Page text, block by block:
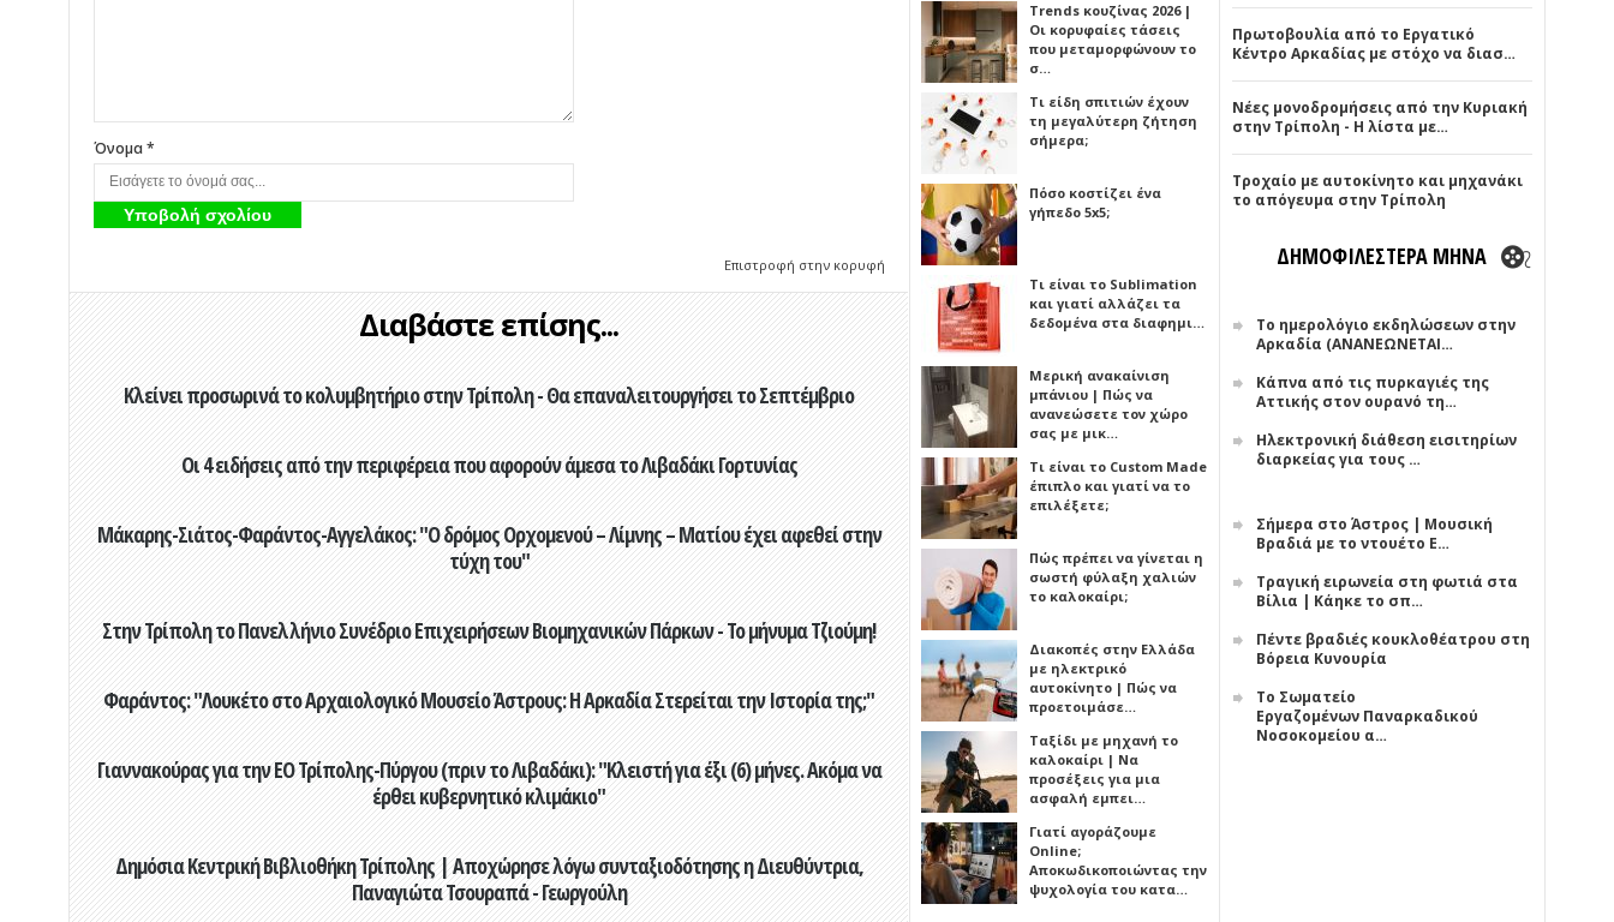
Όνομα *
Επιστροφή στην κορυφή
Διαβάστε επίσης...
Κλείνει προσωρινά το κολυμβητήριο στην Τρίπολη - Θα επαναλειτουργήσει το Σεπτέμβριο
Οι 4 ειδήσεις από την περιφέρεια που αφορούν άμεσα το Λιβαδάκι Γορτυνίας
Μάκαρης-Σιάτος-Φαράντος-Αγγελάκος: "Ο δρόμος Ορχομενού – Λίμνης – Ματίου έχει αφεθεί στην
τύχη του"
Στην Τρίπολη το Πανελλήνιο Συνέδριο Επιχειρήσεων Βιομηχανικών Πάρκων - Το μήνυμα Τζιούμη!
Φαράντος: "Λουκέτο στο Αρχαιολογικό Μουσείο Άστρους: Η Αρκαδία Στερείται την Ιστορία της;"
Γιαννακούρας για την EO Τρίπολης-Πύργου (πριν το Λιβαδάκι): "Κλειστή για έξι (6) μήνες. Ακόμα να
έρθει κυβερνητικό κλιμάκιο"
Δημόσια Κεντρική Βιβλιοθήκη Τρίπολης | Αποχώρησε λόγω συνταξιοδότησης η Διευθύντρια,
Παναγιώτα Τσουραπά - Γεωργούλη
Trends κουζίνας 2026 |
Οι κορυφαίες τάσεις
που μεταμορφώνουν το
σ…
Τι είδη σπιτιών έχουν
τη μεγαλύτερη ζήτηση
σήμερα;
Πόσο κοστίζει ένα
γήπεδο 5x5;
Τι είναι το Sublimation
και γιατί αλλάζει τα
δεδομένα στα διαφημι…
Μερική ανακαίνιση
μπάνιου | Πώς να
ανανεώσετε τον χώρο
σας με μικ…
Τι είναι το Custom Made
έπιπλο και γιατί να το
επιλέξετε;
Πώς πρέπει να γίνεται η
σωστή φύλαξη χαλιών
το καλοκαίρι;
Διακοπές στην Ελλάδα
με ηλεκτρικό
αυτοκίνητο | Πώς να
προετοιμάσε…
Ταξίδι με μηχανή το
καλοκαίρι | Να
προσέξεις για μια
ασφαλή εμπει…
Γιατί αγοράζουμε
Online;
Αποκωδικοποιώντας την
ψυχολογία του κατα…
Πρωτοβουλία από το Εργατικό
Κέντρο Αρκαδίας με στόχο να διασ…
Νέες μονοδρομήσεις από την Κυριακή
στην Τρίπολη - Η λίστα με…
Τροχαίο με αυτοκίνητο και μηχανάκι
το απόγευμα στην Τρίπολη
ΔΗΜΟΦΙΛΕΣΤΕΡΑ ΜΗΝΑ
Το ημερολόγιο εκδηλώσεων στην
Αρκαδία (ΑΝΑΝΕΩΝΕΤΑΙ…
Κάπνα από τις πυρκαγιές της
Αττικής στον ουρανό τη…
Ηλεκτρονική διάθεση εισιτηρίων
διαρκείας για τους …
Σήμερα στο Άστρος | Μουσική
Βραδιά με το ντουέτο Ε…
Τραγική ειρωνεία στη φωτιά στα
Βίλια | Κάηκε το σπ…
Πέντε βραδιές κουκλοθέατρου στη
Βόρεια Κυνουρία
Το Σωματείο
Εργαζομένων Παναρκαδικού
Νοσοκομείου α…